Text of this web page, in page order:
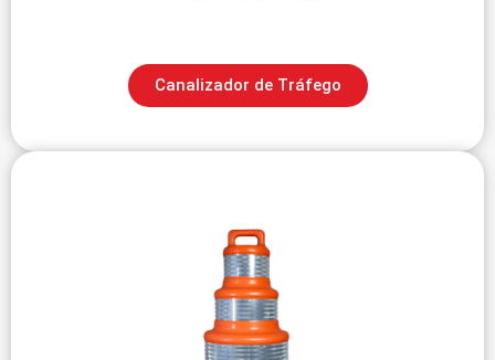
Canalizador de Tráfego